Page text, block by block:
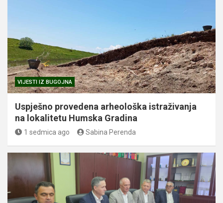
VIJESTI IZ BUGOJNA
Uspješno provedena arheološka istraživanja
na lokalitetu Humska Gradina
1 sedmica ago Sabina Perenda